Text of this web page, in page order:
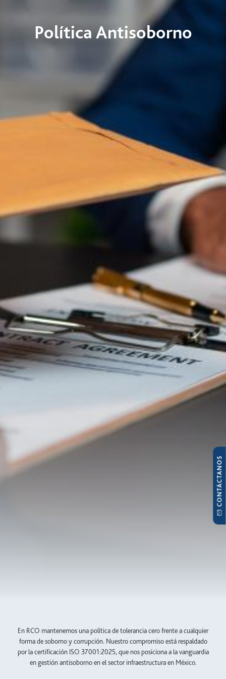
Política Antisoborno
En RCO mantenemos una política de tolerancia cero frente a cualquier
forma de soborno y corrupción. Nuestro compromiso está respaldado
por la certificación ISO 37001:2025, que nos posiciona a la vanguardia
en gestión antisoborno en el sector infraestructura en México.
CONTÁCTANOS